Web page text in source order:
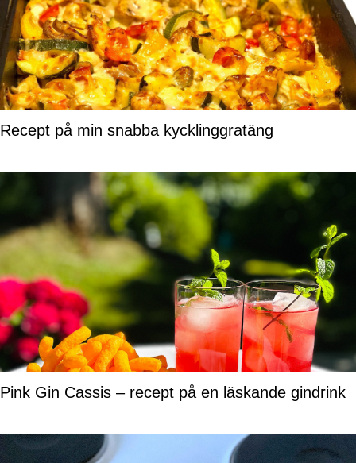
Recept på min snabba kycklinggratäng
Pink Gin Cassis – recept på en läskande gindrink